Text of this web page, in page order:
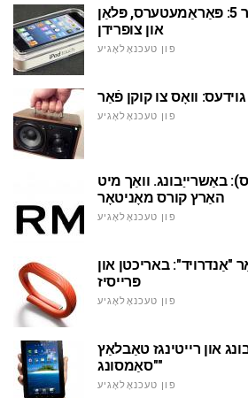
תגובה פון עפּל יפּאָד ריר 5: פּאַראַמעטערס, פּלאַן
און צופרידן
פון טעכנאָלאָגיע
וואָס צו קוקן פֿאַר
פון טעכנאָלאָגיע
באַשרייַבונג. וואַך מיט
האַרץ קורס מאָניטאָר
פון טעכנאָלאָגיע
באריכטן און
פּרייסיז
פון טעכנאָלאָגיע
און רייטינגז טאַבלאַץ
"סאַמסונג"
פון טעכנאָלאָגיע